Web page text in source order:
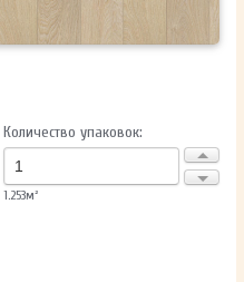
третьим лицам
Количество упаковок:
1.253м²